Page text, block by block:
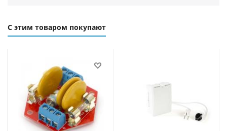
С этим товаром покупают